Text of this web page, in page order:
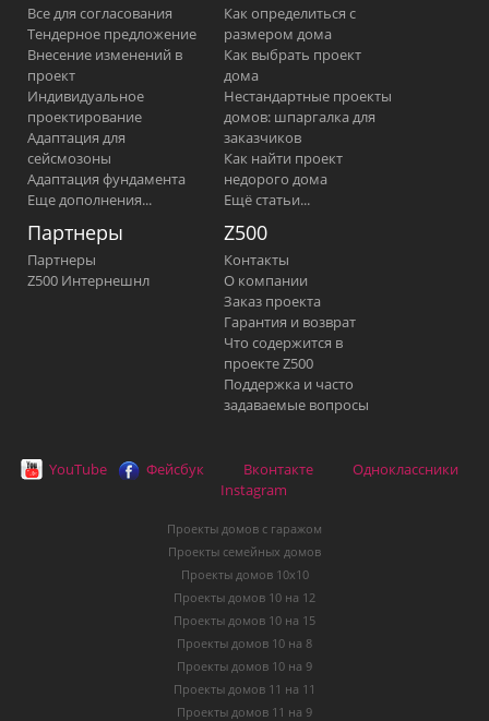
Все для согласования
Тендерное предложение
Внесение изменений в
проект
Индивидуальное
проектирование
Адаптация для
сейсмозоны
Адаптация фундамента
Еще дополнения...
Как определиться с
размером дома
Как выбрать проект
дома
Нестандартные проекты
домов: шпаргалка для
заказчиков
Как найти проект
недорого дома
Ещё статьи...
Партнеры
Партнеры
Z500 Интернешнл
Z500
Контакты
О компании
Заказ проекта
Гарантия и возврат
Что содержится в
проекте Z500
Поддержка и часто
задаваемые вопросы
YouTube Фейсбук Вконтакте
Одноклассники
Instagram
Проекты домов с гаражом
Проекты семейных домов
Проекты домов 10х10
Проекты домов 10 на 12
Проекты домов 10 на 15
Проекты домов 10 на 8
Проекты домов 10 на 9
Проекты домов 11 на 11
Проекты домов 11 на 9